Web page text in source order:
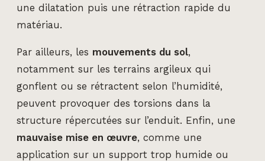
une dilatation puis une rétraction rapide du
matériau.
Par ailleurs, les mouvements du sol,
notamment sur les terrains argileux qui
gonflent ou se rétractent selon l’humidité,
peuvent provoquer des torsions dans la
structure répercutées sur l’enduit. Enfin, une
mauvaise mise en œuvre, comme une
application sur un support trop humide ou